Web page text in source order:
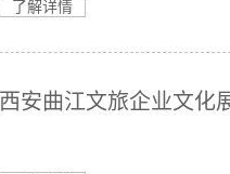
了解详情
西安曲江文旅企业文化